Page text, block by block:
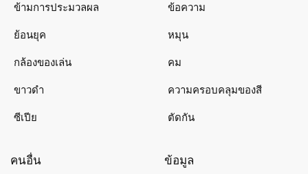
ข้ามการประมวลผล
ย้อนยุค
กล้องของเล่น
ขาวดำ
ซีเปีย
ข้อความ
หมุน
คม
ความครอบคลุมของสี
ตัดกัน
คนอื่น ข้อมูล